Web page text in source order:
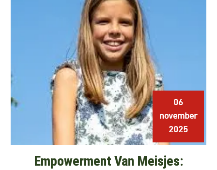
06
november
2025
Empowerment Van Meisjes: